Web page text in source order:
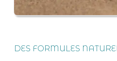
DES FORMULES